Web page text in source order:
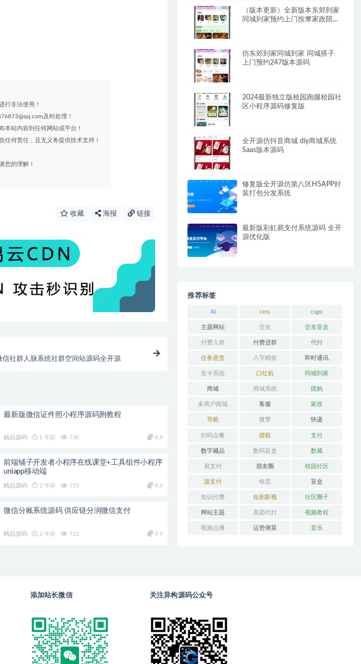
行非法使用！
及时处理！
本站内容到任何网站或平台！
何责任，且无义务提供技术支持！
您的理解！
收藏 海报 链接
信社群人脉系统社群空间站源码全开源
最新版微信证件照小程序源码附教程
精品源码 1 年前 730 9.9
前端铺子开发者小程序在线课堂+工具组件小程序
uniapp移动端
精品源码 2 年前 719 9.9
微信分账系统源码 供应链分润微信支付
精品源码 2 年前 722 9.9
（版本更新）全新版本东郊到家
同城到家预约上门按摩家政陪玩
仿东郊到家同城到家 同城搭子
上门预约247版本源码
2024最新独立版校园跑腿校园社
区小程序源码修复版
全开源仿抖音商城 diy商城系统
Saas版本源码
修复版全开源仿第八区H5APP封
装打包分发系统
最新版彩虹易支付系统源码 全开
源优化版
推荐标签
AI cms csgo
主题网站 交友 交友盲盒
付费入群 付费进群 代付
任务悬赏 八字精批 即时通讯
发卡系统 口红机 同城到家
商城 商城系统 团购
多商户商城 客服 家政
导航 微擎 快递
扫码点餐 授权 支付
数字藏品 数码盲盒 数藏
易支付 朋友圈 校园社区
源支付 电竞 盲盒
知识付费 短剧影视 社区圈子
网站主题 美团代付 视频教程
视频点播 运势测算 音乐
添加站长微信 关注异构源码公众号